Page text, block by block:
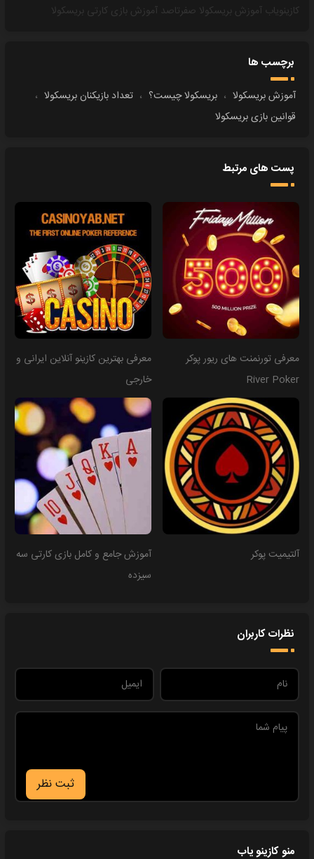
کازینویاب آموزش بریسکولا صفرتاصد آموزش بازی کارتی بریسکولا
برچسب ها
آموزش بریسکولا ، بریسکولا چیست؟ ، تعداد بازیکنان بریسکولا ،
قوانین بازی بریسکولا
پست های مرتبط
معرفی تورنمنت های ریور پوکر
River Poker
معرفی بهترین کازینو آنلاین ایرانی و
خارجی
آلتیمیت پوکر
آموزش جامع و کامل بازی کارتی سه
سیزده
نظرات کاربران
ثبت نظر
منو کازینو یاب